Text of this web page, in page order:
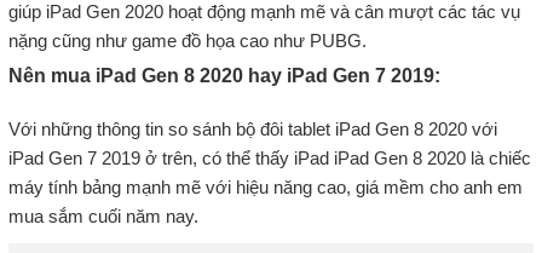
giúp iPad Gen 2020 hoạt động mạnh mẽ và cân mượt các tác vụ
nặng cũng như game đồ họa cao như PUBG.
Nên mua iPad Gen 8 2020 hay iPad Gen 7 2019:
Với những thông tin so sánh bộ đôi tablet iPad Gen 8 2020 với
iPad Gen 7 2019 ở trên, có thể thấy iPad iPad Gen 8 2020 là chiếc
máy tính bảng mạnh mẽ với hiệu năng cao, giá mềm cho anh em
mua sắm cuối năm nay.